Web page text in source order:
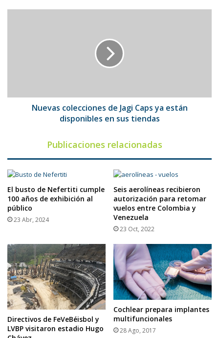
en
Nuevas colecciones de Jagi Caps ya están
disponibles en sus tiendas
Publicaciones relacionadas
El busto de Nefertiti cumple
100 años de exhibición al
público
23 Abr, 2024
Seis aerolíneas recibieron
autorización para retomar
vuelos entre Colombia y
Venezuela
23 Oct, 2022
Directivos de FeVeBéisbol y
LVBP visitaron estadio Hugo
Cochlear prepara implantes
multifuncionales
28 Ago, 2017